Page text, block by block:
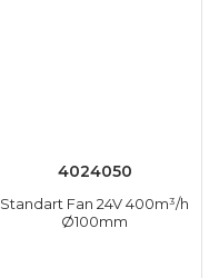
4024050
Standart Fan 24V 400m³/h
Ø100mm